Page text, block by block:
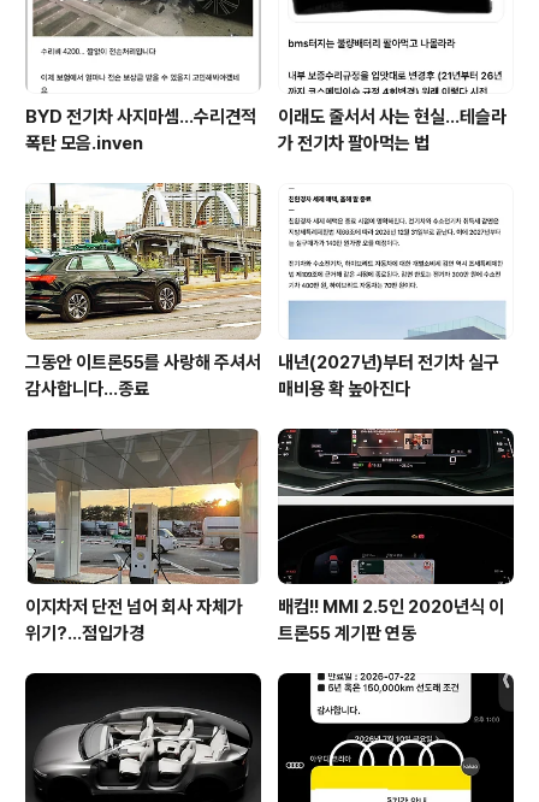
BYD 전기차 사지마셈...수리견적
폭탄 모음.inven
이래도 줄서서 사는 현실…테슬라
가 전기차 팔아먹는 법
그동안 이트론55를 사랑해 주셔서
감사합니다...종료
내년(2027년)부터 전기차 실구
매비용 확 높아진다
이지차저 단전 넘어 회사 자체가
위기?...점입가경
배컴!! MMI 2.5인 2020년식 이
트론55 계기판 연동